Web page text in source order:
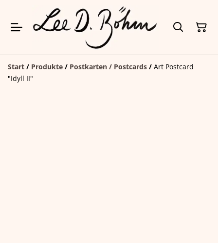
Start / Produkte / Postkarten / Postcards / Art Postcard
"Idyll II"